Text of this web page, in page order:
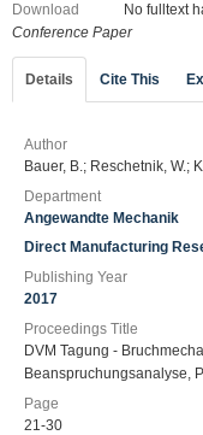
Download
No fulltext
Conference Paper
Details Cite This
Author
Bauer, B.; Reschetnik, W.;
Department
Angewandte Mechanik
Direct Manufacturing
Publishing Year
2017
Proceedings Title
DVM Tagung -
Beanspruchungsanalyse,
Page
21-30